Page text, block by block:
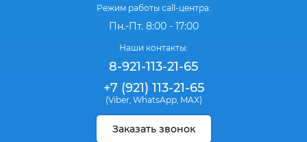
Режим работы call-центра:
Пн.-Пт. 8:00 - 17:00
Наши контакты:
8-921-113-21-65
+7 (921) 113-21-65
(Viber, WhatsApp, MAX)
Заказать звонок